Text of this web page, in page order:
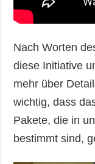
Nach Worten
diese Initiative
mehr über
wichtig, dass
Pakete, die in
bestimmt sind,